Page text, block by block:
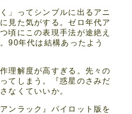
」ってシンプルに出るアニ
見た気がする。ゼロ年代ア
頃にこの表現手法が途絶え
90年代は結構あったよう
理解度が高すぎる。先々の
てしまう。『惑星のさみだ
なくていいか。
ンラック』パイロット版を